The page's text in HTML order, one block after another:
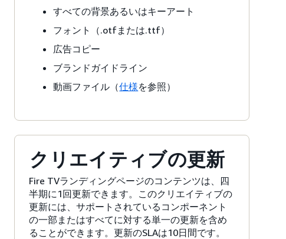
すべての背景あるいはキーアート
フォント（.otfまたは.ttf）
広告コピー
ブランドガイドライン
動画ファイル（仕様を参照）
クリエイティブの更新
Fire TVランディングページのコンテンツは、四
半期に1回更新できます。このクリエイティブの
更新には、サポートされているコンポーネント
の一部またはすべてに対する単一の更新を含め
ることができます。更新のSLAは10日間です。